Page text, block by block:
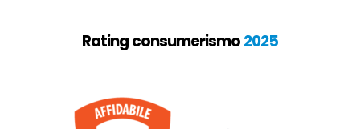
Rating consumerismo 2025